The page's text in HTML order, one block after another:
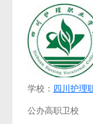
学校： 四川护理
公办高职卫校